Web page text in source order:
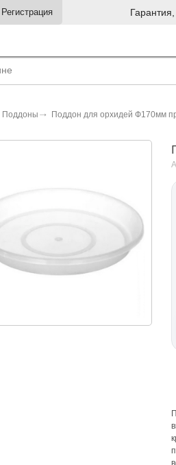
Регистрация
Поддоны Поддон для орхидей Ф170мм